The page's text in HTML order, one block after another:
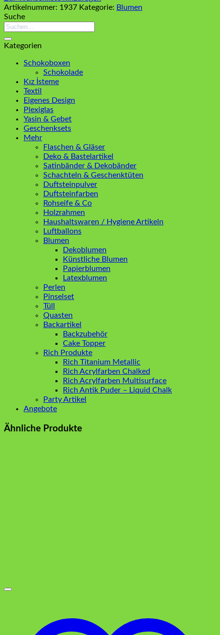
Artikelnummer: 1937 Kategorie: Blumen
Suche
Suchen
Kategorien
Schokoboxen
Schokolade
Kız İsteme
Textil
Eigenes Design
Plexiglas
Yasin & Gebet
Geschenksets
Mehr
Flaschen & Gläser
Deko & Bastelartikel
Satinbänder & Dekobänder
Schachteln & Geschenktüten
Duftsteinpulver
Duftsteinfarben
Rohseife & Co
Holzrahmen
Haushaltswaren / Hygiene Artikeln
Luftballons
Blumen
Dekoblumen
Künstliche Blumen
Papierblumen
Latexblumen
Perlen
Pinselset
Tüll
Quasten
Backartikel
Backzubehör
Cake Topper
Rich Produkte
Rich Titanium Metallic
Rich Acrylfarben Chalked
Rich Acrylfarben Multisurface
Rich Antik Puder – Liquid Chalk
Party Artikel
Angebote
Ähnliche Produkte